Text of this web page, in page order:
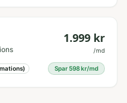
1.999 kr
/md
Spar598kr/md